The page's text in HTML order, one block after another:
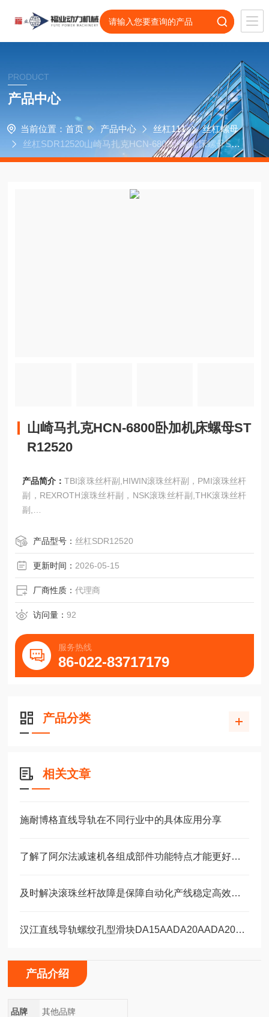
PRODUCT
产品中心
当前位置： 首页 产品中心 丝杠111
丝杠螺母
丝杠SDR12520山崎马扎克HCN-6800卧加机床螺母STR
12520
山崎马扎克HCN-6800卧加机床螺母ST
R12520
产品简介：TBI滚珠丝杆副,HIWIN滚珠丝杆副，PMI滚珠丝杆
副，REXROTH滚珠丝杆副，NSK滚珠丝杆副,THK滚珠丝杆
副,
山崎马扎克HCN-6800卧加机床螺母STR12520
产品型号： 丝杠SDR12520
更新时间： 2026-05-15
厂商性质：代理商
访问量：92
服务热线
86-022-83717179
产品分类
相关文章
施耐博格直线导轨在不同行业中的具体应用分享
了解了阿尔法减速机各组成部件功能特点才能更好的使用它
及时解决滚珠丝杆故障是保障自动化产线稳定高效的关键
汉江直线导轨螺纹孔型滑块DA15AADA20AADA20AAL
产品介绍
品牌 其他品牌